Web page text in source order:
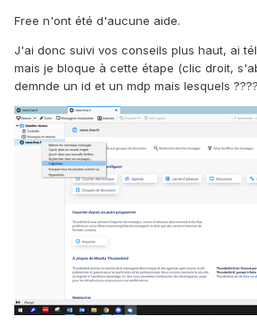
Free n'ont été d'aucune aide.
J'ai donc suivi vos conseils plus haut, ai
mais je bloque à cette étape (clic droit,
demnde un id et un mdp mais lesquels